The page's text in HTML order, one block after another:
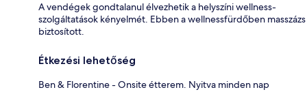
A vendégek gondtalanul élvezhetik a helyszíni wellness-
szolgáltatások kényelmét. Ebben a wellnessfürdőben masszázs
biztosított.
Étkezési lehetőség
Ben & Florentine - Onsite étterem. Nyitva minden nap